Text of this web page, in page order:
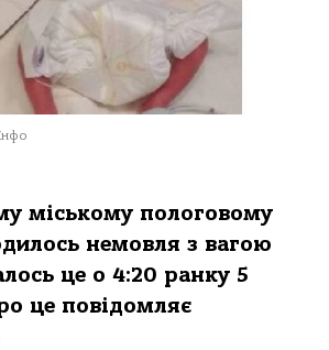
міському пологовому
немовля з вагою
це о 4:20 ранку 5
це повідомляє